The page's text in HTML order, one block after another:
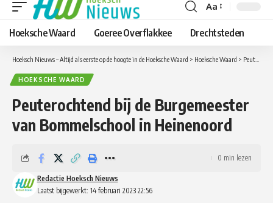
Lettergrootte
aanpassen
Aa
Hoeksche Waard Goeree Overflakkee Drechtsteden
Hoeksch Nieuws – Altijd als eerste op de hoogte in de Hoeksche Waard > Hoeksche Waard > Peuterochtend bij de Burgemeester van Bommelschool in Heinenoord
HOEKSCHE WAARD
Peuterochtend bij de Burgemeester
van Bommelschool in Heinenoord
Laatst bijgewerkt: 14 februari 2023 22:56
Redactie Hoeksch Nieuws
0 min lezen